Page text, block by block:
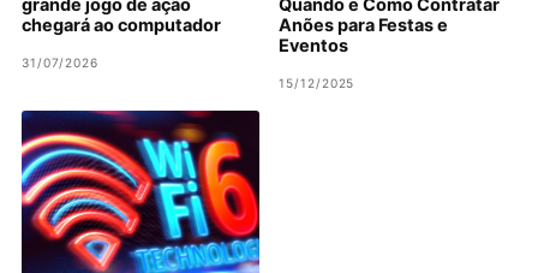
chegará ao computador
31/07/2026
Anões para Festas e
Eventos
15/12/2025